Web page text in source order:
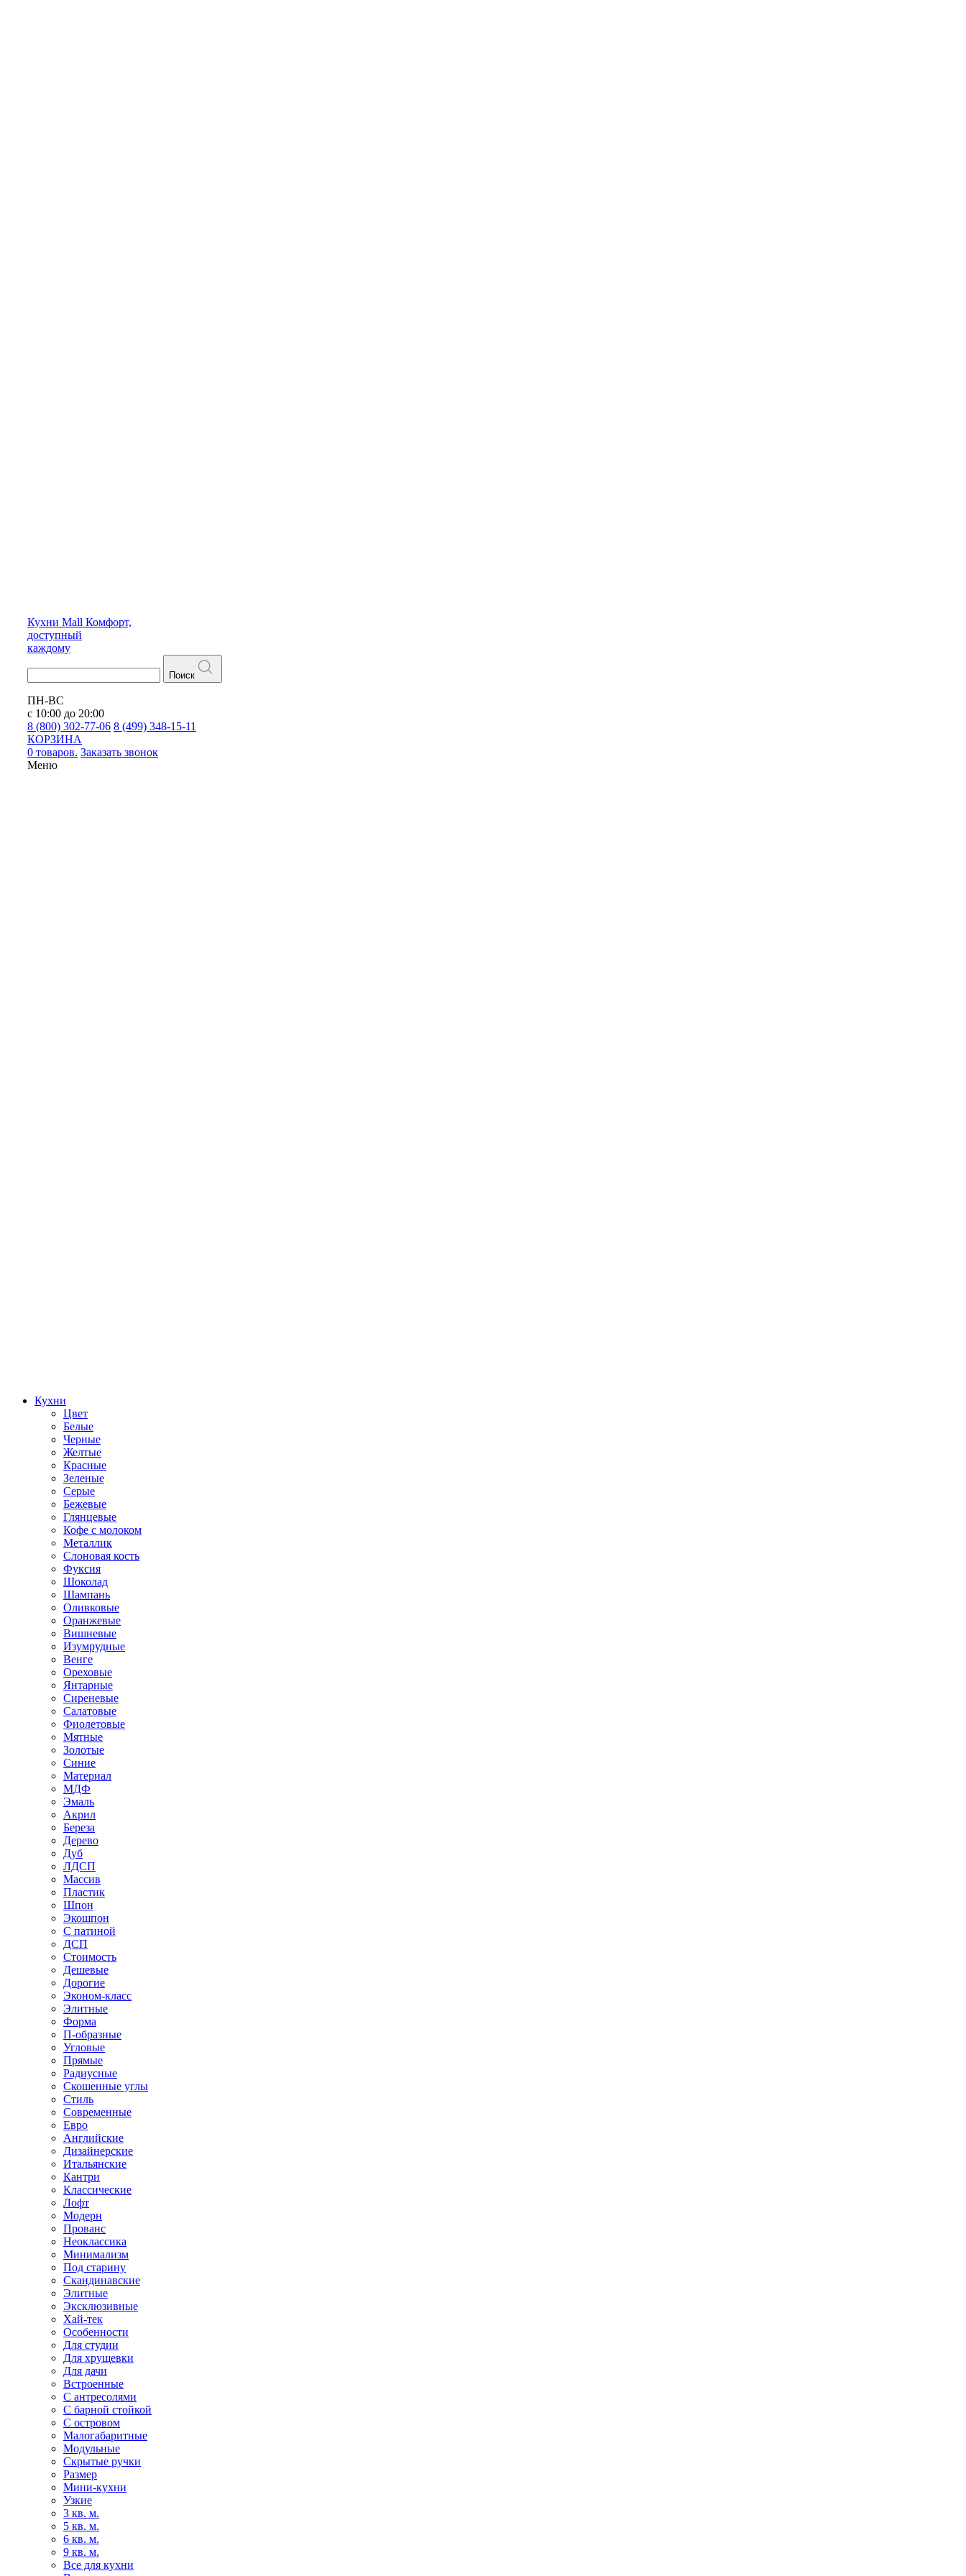
Кухни Mall Комфорт,
доступный
каждому
Поиск
ПН-ВС
с 10:00 до 20:00
8 (800) 302-77-06 8 (499) 348-15-11
КОРЗИНА
0 товаров. Заказать звонок
Меню
Кухни
Цвет
Белые
Черные
Желтые
Красные
Зеленые
Серые
Бежевые
Глянцевые
Кофе с молоком
Металлик
Слоновая кость
Фуксия
Шоколад
Шампань
Оливковые
Оранжевые
Вишневые
Изумрудные
Венге
Ореховые
Янтарные
Сиреневые
Салатовые
Фиолетовые
Мятные
Золотые
Синие
Материал
МДФ
Эмаль
Акрил
Береза
Дерево
Дуб
ЛДСП
Массив
Пластик
Шпон
Экошпон
С патиной
ДСП
Стоимость
Дешевые
Дорогие
Эконом-класс
Элитные
Форма
П-образные
Угловые
Прямые
Радиусные
Скошенные углы
Стиль
Современные
Евро
Английские
Дизайнерские
Итальянские
Кантри
Классические
Лофт
Модерн
Прованс
Неоклассика
Минимализм
Под старину
Скандинавские
Элитные
Эксклюзивные
Хай-тек
Особенности
Для студии
Для хрущевки
Для дачи
Встроенные
С антресолями
С барной стойкой
С островом
Малогабаритные
Модульные
Скрытые ручки
Размер
Мини-кухни
Узкие
3 кв. м.
5 кв. м.
6 кв. м.
9 кв. м.
Все для кухни